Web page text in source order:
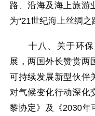
路、沿海及海上旅游
为“21世纪海上丝绸之
十八、关于环保
展，两国外长赞赏两
可持续发展新型伙伴
对气候变化行动深化
黎协定》及《2030年